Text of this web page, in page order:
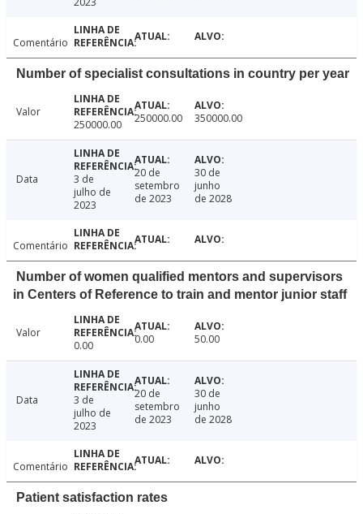
Comentário
Number of specialist consultations in country per year
Valor
250000.00
250000.00 350000.00
Data
3 de
julho de
2023
20 de
setembro
de 2023
30 de
junho
de 2028
Comentário
Number of women qualified mentors and supervisors
in Centers of Reference to train and mentor junior staff
Valor
0.00
0.00 50.00
Data
3 de
julho de
2023
20 de
setembro
de 2023
30 de
junho
de 2028
Comentário
Patient satisfaction rates